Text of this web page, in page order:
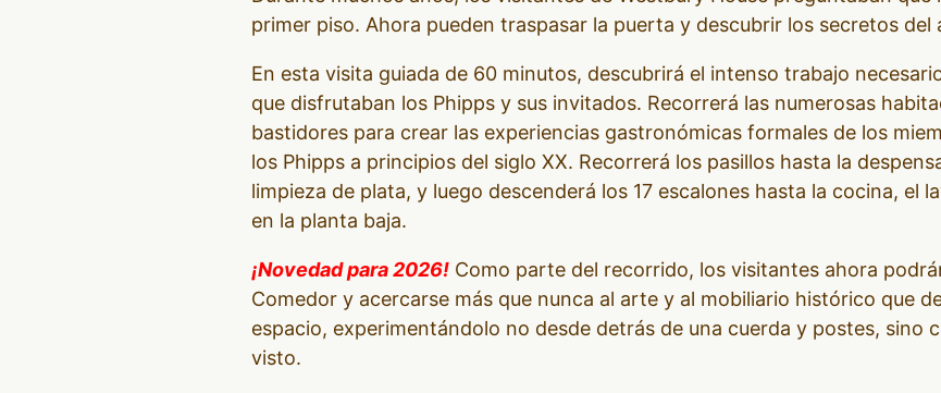
primer piso. Ahora pueden traspasar la puerta y descubrir los secretos del
En esta visita guiada de 60 minutos, descubrirá el intenso trabajo
que disfrutaban los Phipps y sus invitados. Recorrerá las numerosas
bastidores para crear las experiencias gastronómicas formales de los
los Phipps a principios del siglo XX. Recorrerá los pasillos hasta la
limpieza de plata, y luego descenderá los 17 escalones hasta la cocina, el
en la planta baja.
¡Novedad para 2026! Como parte del recorrido, los visitantes ahora
Comedor y acercarse más que nunca al arte y al mobiliario histórico que
espacio, experimentándolo no desde detrás de una cuerda y postes, sino
visto.